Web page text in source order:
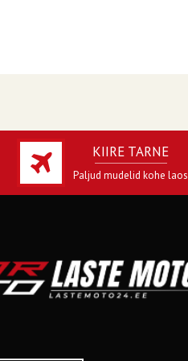
KIIRE TARNE
Paljud mudelid kohe laos